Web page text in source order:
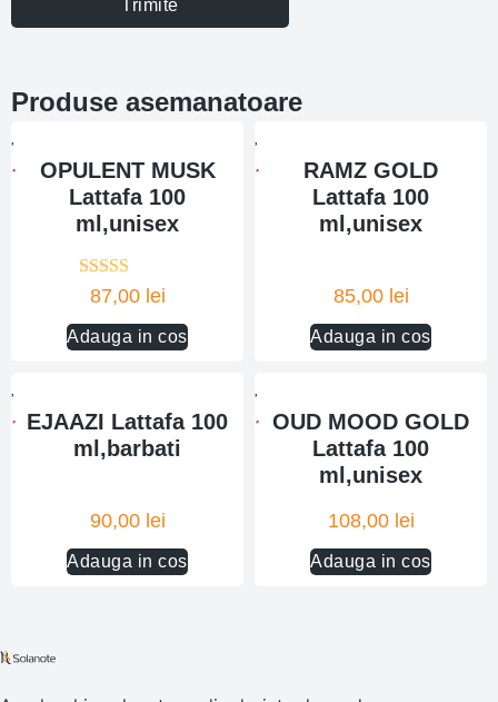
Trimite
Produse asemanatoare
OPULENT MUSK
Lattafa 100
ml,unisex
87,00 lei
Adauga in cos
Evaluat la
5.00
RAMZ GOLD
Lattafa 100
ml,unisex
85,00 lei
Adauga in cos
EJAAZI Lattafa 100
ml,barbati
90,00 lei
Adauga in cos
OUD MOOD GOLD
Lattafa 100
ml,unisex
108,00 lei
Adauga in cos